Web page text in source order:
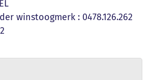
winstoogmerk : 0478.126.262